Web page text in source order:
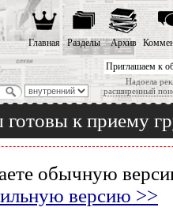
Приглашаем к
Надоела
расширенный
Главная Разделы Архив
к приему
обычную
версию >>